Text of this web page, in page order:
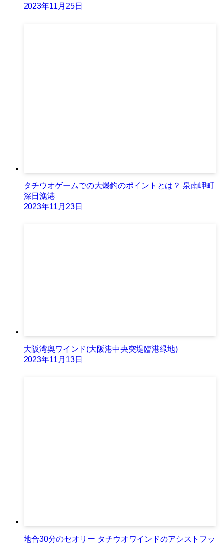
2023年11月25日
タチウオゲームでの大爆釣のポイントとは？ 泉南岬町
深日漁港
2023年11月23日
大阪湾奥ワインド(大阪港中央突堤臨港緑地)
2023年11月13日
地合30分のセオリー タチウオワインドのアシストフッ